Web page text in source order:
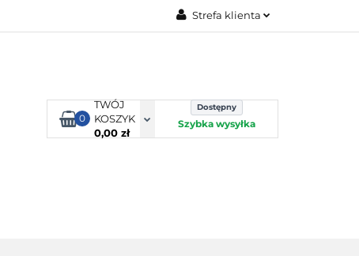
Strefa klienta
Dodaj zgłoszenie
0
TWÓJ
KOSZYK
0,00 zł
Dostępny
Szybka wysyłka